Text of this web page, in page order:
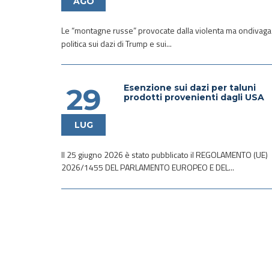
Le “montagne russe” provocate dalla violenta ma ondivaga
politica sui dazi di Trump e sui...
29
LUG
Esenzione sui dazi per taluni
prodotti provenienti dagli USA
Il 25 giugno 2026 è stato pubblicato il REGOLAMENTO (UE)
2026/1455 DEL PARLAMENTO EUROPEO E DEL...